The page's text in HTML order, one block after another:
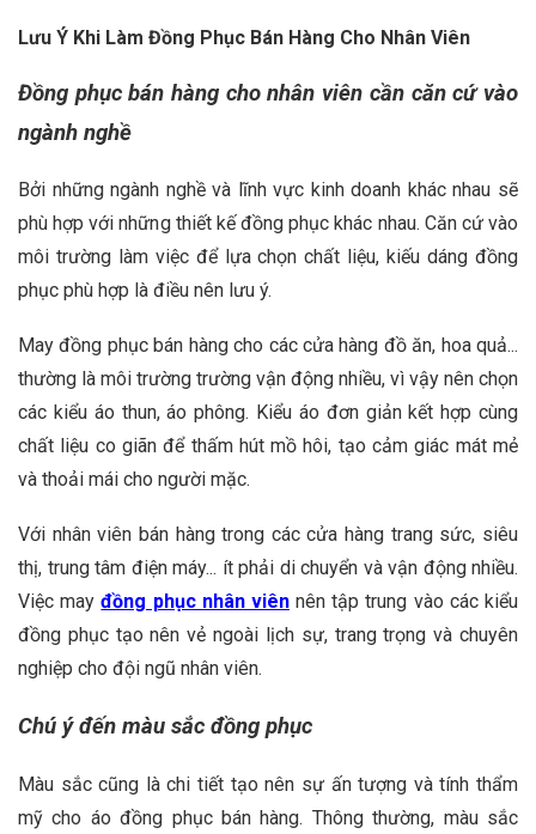
Lưu Ý Khi Làm Đồng Phục Bán Hàng Cho Nhân Viên
Đồng phục bán hàng cho nhân viên cần căn cứ vào
ngành nghề
Bởi những ngành nghề và lĩnh vực kinh doanh khác nhau sẽ
phù hợp với những thiết kế đồng phục khác nhau. Căn cứ vào
môi trường làm việc để lựa chọn chất liệu, kiếu dáng đồng
phục phù hợp là điều nên lưu ý.
May đồng phục bán hàng cho các cửa hàng đồ ăn, hoa quả...
thường là môi trường trường vận động nhiều, vì vậy nên chọn
các kiểu áo thun, áo phông. Kiểu áo đơn giản kết hợp cùng
chất liệu co giãn để thấm hút mồ hôi, tạo cảm giác mát mẻ
và thoải mái cho người mặc.
Với nhân viên bán hàng trong các cửa hàng trang sức, siêu
thị, trung tâm điện máy... ít phải di chuyển và vận động nhiều.
Việc mayđồng phục nhân viênnên tập trung vào các kiểu
đồng phục tạo nên vẻ ngoài lịch sự, trang trọng và chuyên
nghiệp cho đội ngũ nhân viên.
Chú ý đến màu sắc đồng phục
Màu sắc cũng là chi tiết tạo nên sự ấn tượng và tính thẩm
mỹ cho áo đồng phục bán hàng. Thông thường, màu sắc